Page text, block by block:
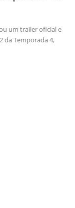
um trailer oficial e
da Temporada 4,